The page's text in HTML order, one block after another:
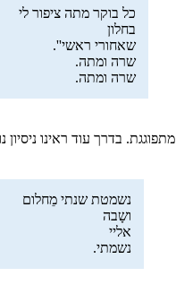
כל בוקר מתה ציפור לי
בחלון
שאחורי ראשי''.
שרה ומתה.
שרה ומתה.
בדרך עוד ראינו
נשמטת שנתי מֵחלום
ושָבה
אליי
נשמתי.